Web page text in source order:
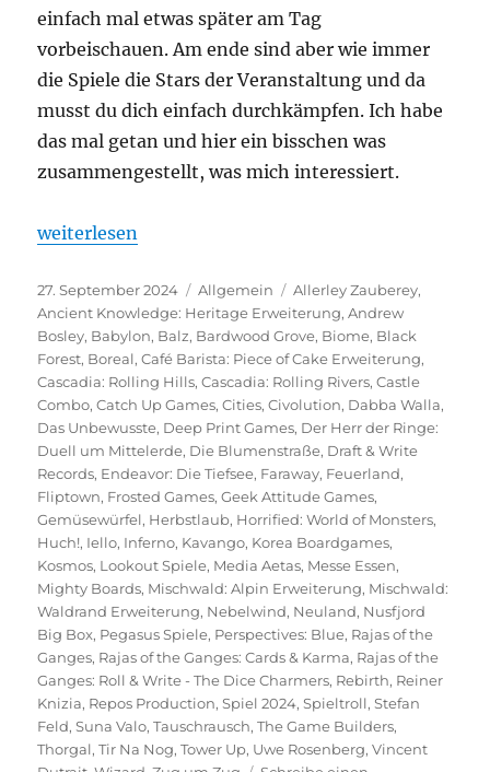
einfach mal etwas später am Tag
vorbeischauen. Am ende sind aber wie immer
die Spiele die Stars der Veranstaltung und da
musst du dich einfach durchkämpfen. Ich habe
das mal getan und hier ein bisschen was
zusammengestellt, was mich interessiert.
„Spiel 2024 – Eine Vorschau auf die
weiterlesen
Veröffentlicht
am
27. September 2024 Kategorien
Allgemein Schlagwörter
Allerley Zauberey,
Ancient Knowledge: Heritage Erweiterung,Andrew
Bosley, Babylon, Balz, Bardwood Grove, Biome, Black
Forest, Boreal,Café Barista: Piece of Cake Erweiterung,
Cascadia: Rolling Hills,Cascadia: Rolling Rivers,Castle
Combo,Catch Up Games,Cities,Civolution, Dabba Walla,
Das Unbewusste, Deep Print Games, Der Herr der Ringe:
Duell um Mittelerde, Die Blumenstraße, Draft & Write
Records, Endeavor: Die Tiefsee, Faraway, Feuerland,
Fliptown, Frosted Games,Geek Attitude Games,
Gemüsewürfel, Herbstlaub, Horrified: World of Monsters,
Huch!, Iello, Inferno, Kavango, Korea Boardgames,
Kosmos, Lookout Spiele, Media Aetas, Messe Essen,
Mighty Boards, Mischwald: Alpin Erweiterung, Mischwald:
Waldrand Erweiterung, Nebelwind, Neuland, Nusfjord
Big Box, Pegasus Spiele, Perspectives: Blue, Rajas of the
Ganges, Rajas of the Ganges: Cards & Karma, Rajas of the
Ganges: Roll & Write - The Dice Charmers, Rebirth, Reiner
Knizia, Repos Production,Spiel 2024,Spieltroll,Stefan
Feld,Suna Valo,Tauschrausch,The Game Builders,
Thorgal,Tir Na Nog,Tower Up, Uwe Rosenberg,Vincent